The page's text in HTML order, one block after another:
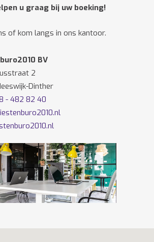
u graag bij uw boeking!
of kom langs in ons kantoor.
BV
2
Dinther
- 482 82 40
opFacebookenTwitter